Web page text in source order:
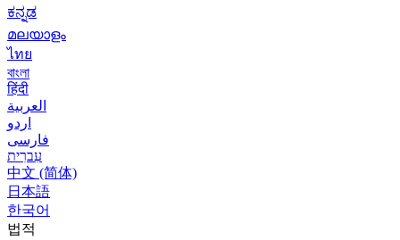
ಕನ್ನಡ
മലയാളം
ไทย
বাংলা
हिंदी
العربية
اردو
فارسی
עִברִית
中文 (简体)
日本語
한국어
법적